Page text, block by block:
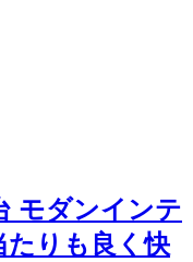
モダンインテ
たりも良く快